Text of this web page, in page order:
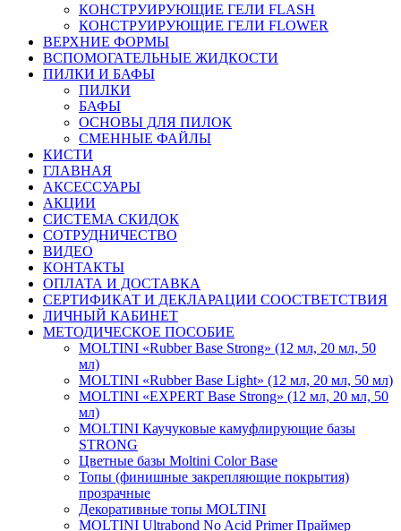
КОНСТРУИРУЮЩИЕ ГЕЛИ FLASH
КОНСТРУИРУЮЩИЕ ГЕЛИ FLOWER
ВЕРХНИЕ ФОРМЫ
ВСПОМОГАТЕЛЬНЫЕ ЖИДКОСТИ
ПИЛКИ И БАФЫ
ПИЛКИ
БАФЫ
ОСНОВЫ ДЛЯ ПИЛОК
СМЕННЫЕ ФАЙЛЫ
КИСТИ
ГЛАВНАЯ
АКСЕССУАРЫ
АКЦИИ
СИСТЕМА СКИДОК
СОТРУДНИЧЕСТВО
ВИДЕО
КОНТАКТЫ
ОПЛАТА И ДОСТАВКА
СЕРТИФИКАТ И ДЕКЛАРАЦИИ СООСТВЕТСТВИЯ
ЛИЧНЫЙ КАБИНЕТ
МЕТОДИЧЕСКОЕ ПОСОБИЕ
MOLTINI «Rubber Base Strong» (12 мл, 20 мл, 50
мл)
MOLTINI «Rubber Base Light» (12 мл, 20 мл, 50 мл)
MOLTINI «EXPERT Base Strong» (12 мл, 20 мл, 50
мл)
MOLTINI Каучуковые камуфлирующие базы
STRONG
Цветные базы Moltini Color Base
Топы (финишные закрепляющие покрытия)
прозрачные
Декоративные топы MOLTINI
MOLTINI Ultrabond No Acid Primer Праймер